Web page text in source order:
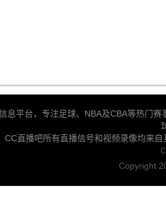
息平台，专注足球、NBA及CBA等热门
CC直播吧所有直播信号和视频录像均来
Copyright